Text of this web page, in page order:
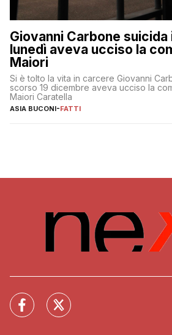
Giovanni Carbone
lunedì aveva ucciso la
Maiori
Si è tolto la vita in carcere Giovanni
scorso 19 dicembre aveva ucciso la
Maiori Caratella
ASIA BUCONI-FATTI